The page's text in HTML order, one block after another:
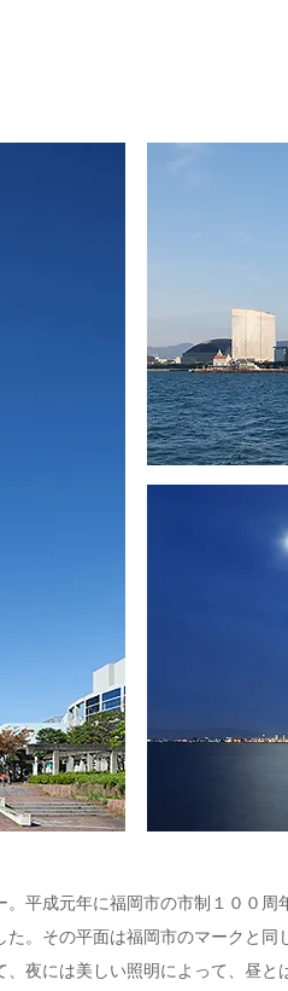
平成元年に福岡市の市制１００
。その平面は福岡市のマークと同
夜には美しい照明によって、昼と